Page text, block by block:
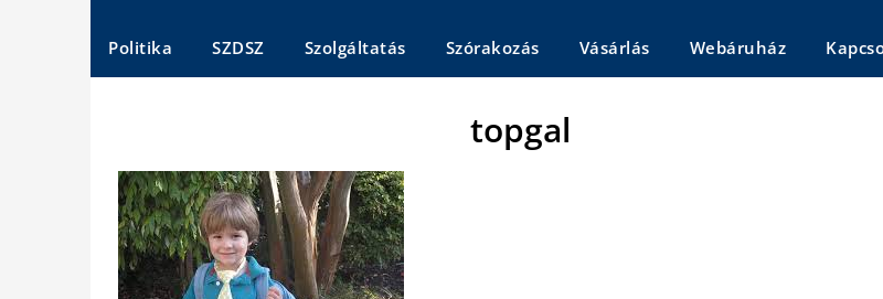
Politika SZDSZ Szolgáltatás Szórakozás Vásárlás Webáruház
topgal